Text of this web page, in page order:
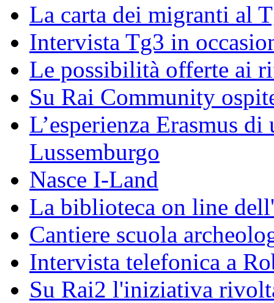
La carta dei migranti al
Intervista Tg3 in
Le possibilità offerte ai
Su Rai Community
L’esperienza Erasmus
Lussemburgo
Nasce I-Land
La biblioteca on line
Cantiere scuola
Intervista telefonica a
Su Rai2 l'iniziativa